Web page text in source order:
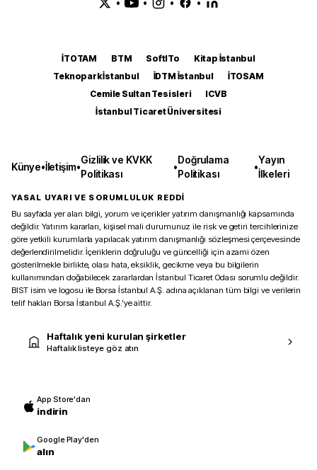
• • • •
İTOTAM BTM SoftITo
Kitap İstanbul
Teknopark İstanbul
İDTM İstanbul
İTOSAM
Cemile Sultan Tesisleri
ICVB
İstanbul Ticaret Üniversitesi
Künye•İletişim•
Gizlilik ve KVKK
Politikası
•
Doğrulama
Politikası
•
Yayın
İlkeleri
YASAL UYARI VE SORUMLULUK REDDİ
Bu sayfada yer alan bilgi, yorum ve içerikler yatırım danışmanlığı kapsamında
değildir. Yatırım kararları, kişisel mali durumunuz ile risk ve getiri tercihlerinize
göre yetkili kurumlarla yapılacak yatırım danışmanlığı sözleşmesi çerçevesinde
değerlendirilmelidir. İçeriklerin doğruluğu ve güncelliği için azami özen
gösterilmekle birlikte, olası hata, eksiklik, gecikme veya bu bilgilerin
kullanımından doğabilecek zararlardan İstanbul Ticaret Odası sorumlu değildir.
BIST isim ve logosu ile Borsa İstanbul A.Ş. adına açıklanan tüm bilgi ve verilerin
telif hakları Borsa İstanbul A.Ş.’ye aittir.
Haftalık yeni kurulan şirketler
Haftalık listeye göz atın
App Store'dan
indirin
Google Play'den
alın